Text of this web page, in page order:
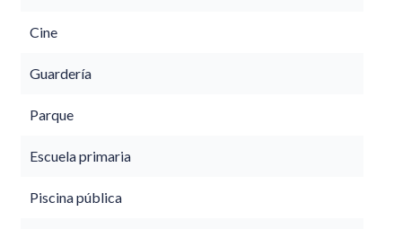
Cine
Guardería
Parque
Escuela primaria
Piscina pública